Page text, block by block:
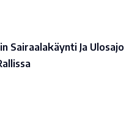
Sairaalakäynti Ja Ulosajo